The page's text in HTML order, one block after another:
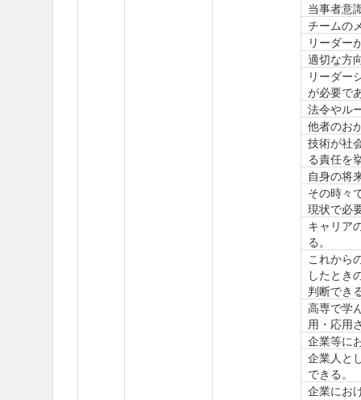
当事者意
チームの
リーダー
適切な方
リーダー
が必要で
法令やル
他者のお
技術が社
る責任を
自身の将
その時々
現状で必
キャリア
る。
これから
したとき
判断でき
高専で学
用・応用
企業等に
企業人と
できる。
企業にお